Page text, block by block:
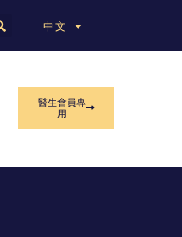
中文
English
醫生會員專
用